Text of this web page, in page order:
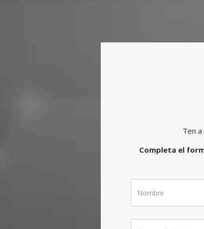
Ten
Completa el